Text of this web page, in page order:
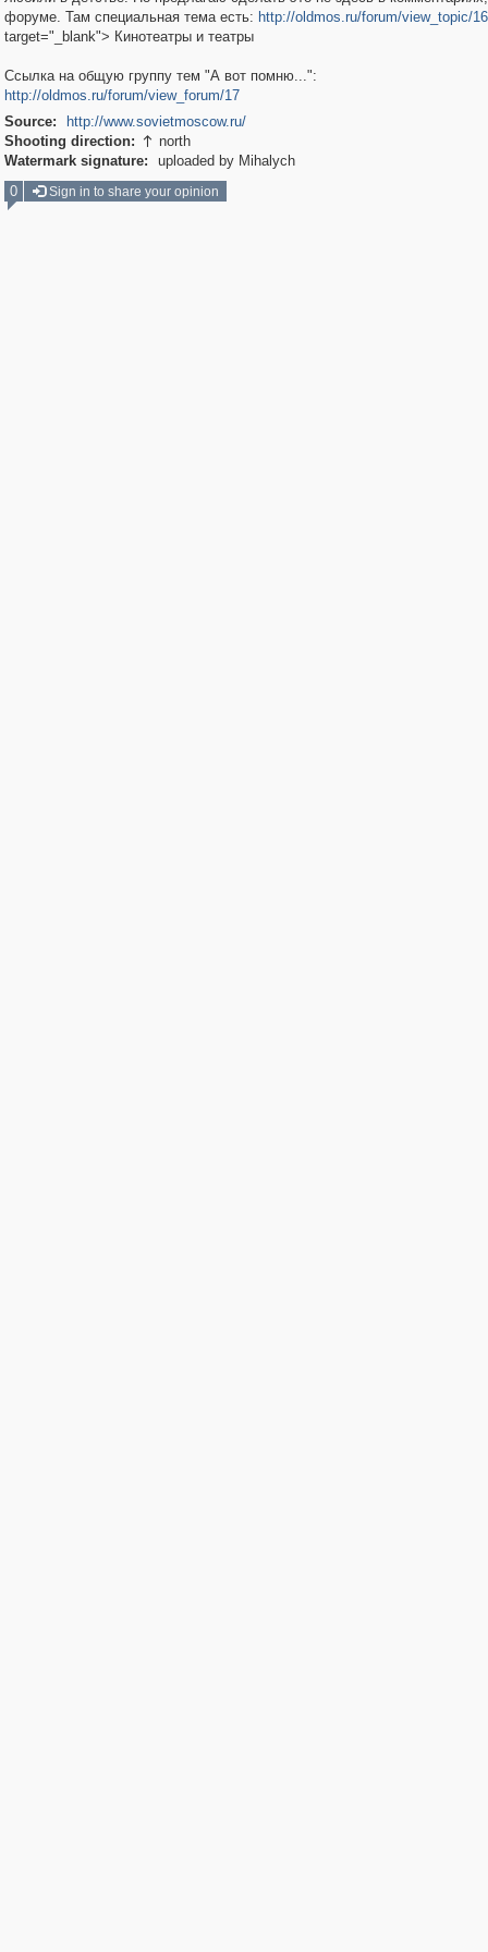
форуме. Там специальная тема есть: http://oldmos.ru/forum/view_topic/
target="_blank"> Кинотеатры и театры
Ссылка на общую группу тем "А вот помню...":
http://oldmos.ru/forum/view_forum/17
Source:
http://www.sovietmoscow.ru/
Shooting direction:  north
Watermark signature:
uploaded by Mihalych
0
Sign in to share your opinion